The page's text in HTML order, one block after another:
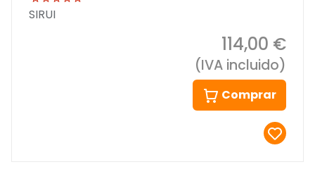
SIRUI
114,00 €
(IVA incluido)
Comprar